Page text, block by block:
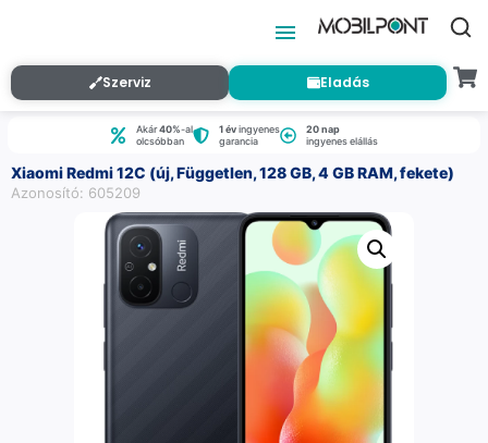
Szerviz Eladás
Akár40%-al
olcsóbban
1 évingyenes
garancia
20 nap
ingyenes elállás
Xiaomi Redmi 12C (új, Független, 128 GB, 4 GB RAM, fekete)
Azonosító: 605209